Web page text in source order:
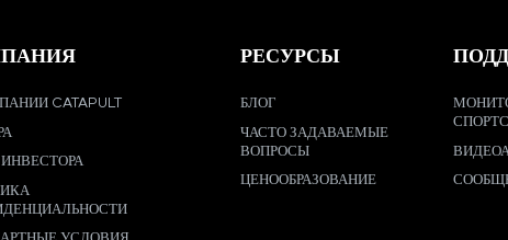
CATAPULT
РЕСУРСЫ
БЛОГ
ЧАСТО ЗАДАВАЕМЫЕ
ВОПРОСЫ
ЦЕНООБРАЗОВАНИЕ